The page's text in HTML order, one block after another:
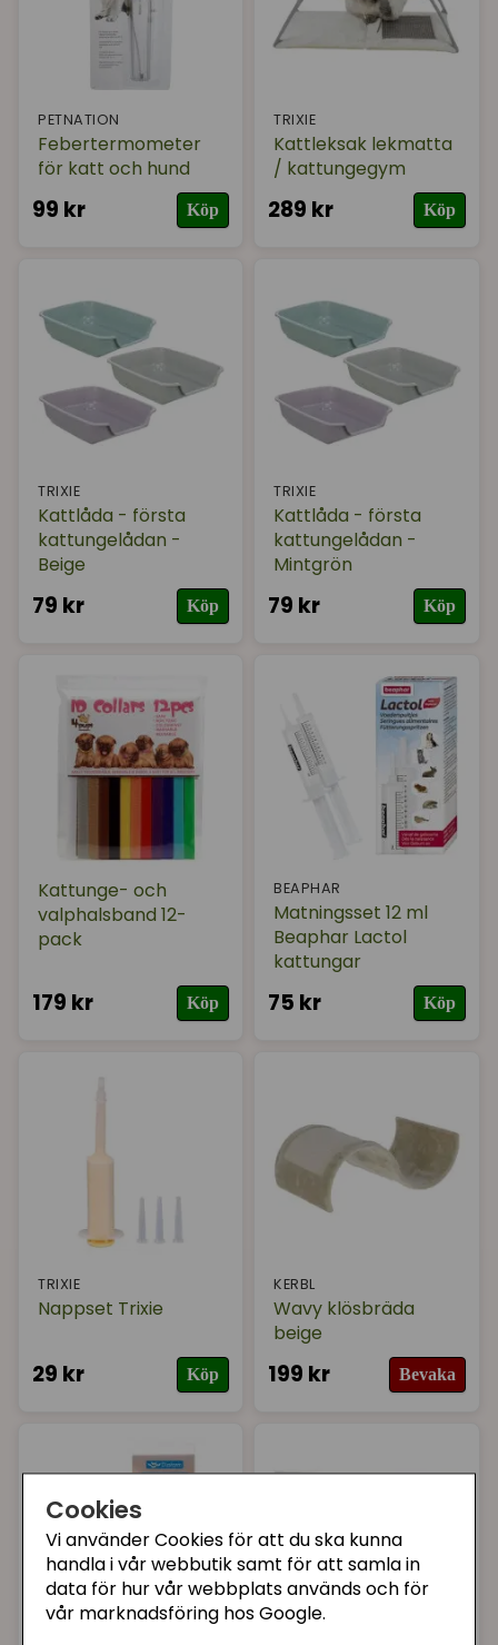
Cookies
Vi använder Cookies för att du ska kunna
handla i vår webbutik samt för att samla in
data för hur vår webbplats används och för
vår marknadsföring hos Google.
PETNATION
Febertermometer
för katt och hund
99 kr Köp
TRIXIE
Kattleksak lekmatta
/ kattungegym
289 kr Köp
TRIXIE
Kattlåda - första
kattungelådan -
Beige
79 kr Köp
TRIXIE
Kattlåda - första
kattungelådan -
Mintgrön
79 kr Köp
Kattunge- och
valphalsband 12-
pack
179 kr Köp
BEAPHAR
Matningsset 12 ml
Beaphar Lactol
kattungar
75 kr Köp
TRIXIE
Nappset Trixie
29 kr Köp
KERBL
Wavy klösbräda
beige
199 kr Bevaka